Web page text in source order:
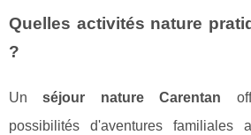
Quelles activités nature
?
Unséjour nature Carentan
possibilités d'aventures